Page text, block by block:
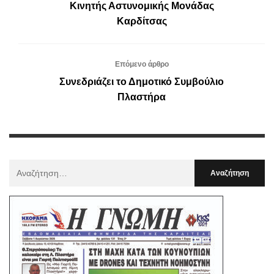
Κινητής Αστυνομικής Μονάδας
Καρδίτσας
Επόμενο άρθρο
Συνεδριάζει το Δημοτικό Συμβούλιο
Πλαστήρα
: